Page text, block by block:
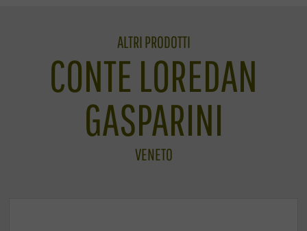
ALTRI PRODOTTI
CONTE LOREDAN
GASPARINI
VENETO